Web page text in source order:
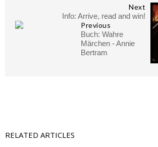
Next
Info: Arrive, read and win!
Previous
Buch: Wahre
Märchen - Annie
Bertram
RELATED ARTICLES